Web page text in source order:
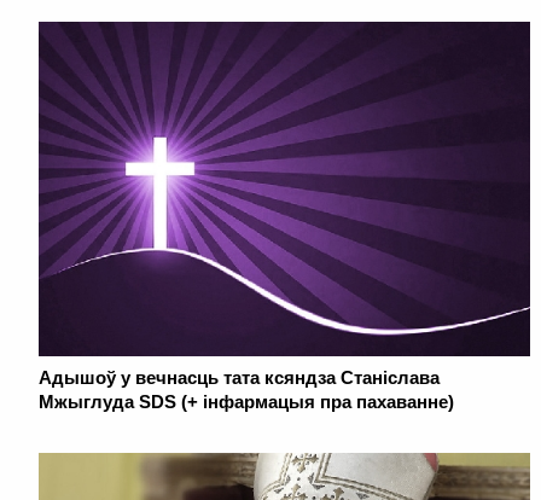
Адышоў у вечнасць тата ксяндза Станіслава
Мжыглуда SDS (+ інфармацыя пра пахаванне)